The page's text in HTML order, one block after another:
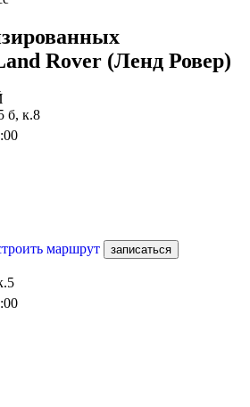
Rover (Ленд Ровер)
б, к.8
маршрут записаться